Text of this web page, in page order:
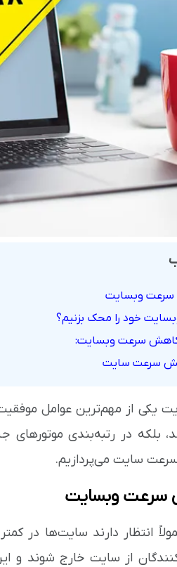
هوش مصنوعی درگاه های
سرعت وبسایت
خود را محک بزنیم؟
کاهش سرعت وبسایت:
سرعت سایت
یکی از مهم‌ترین عوامل
بلکه در رتبه‌بندی موتورهای
سایت می‌پردازیم.
سرعت وبسایت
از سایت خارج شوند